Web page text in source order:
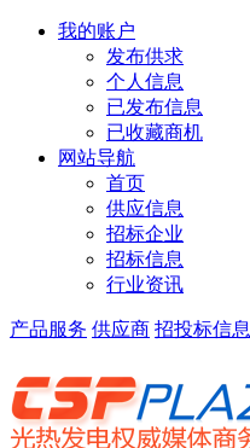
我的账户
发布供求
个人信息
已发布信息
已收藏商机
网站导航
首页
供应信息
招标企业
招标信息
行业资讯
产品服务 供应商 招投标信息